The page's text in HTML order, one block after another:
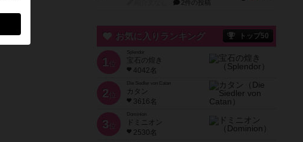
2件の投稿
お気に入りランキング トップ50
1 位
宝石の煌き
4042名
2 位
Die Siedler von Catan
カタン
3616名
3 位
ドミニオン
2530名